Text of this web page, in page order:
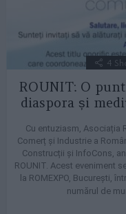
4
ROUNIT: O
diaspora și
Cu entuziasm, Asociația
Comerț și Industrie a
Construcții și InfoCons,
ROUNIT. Acest eveniment
la ROMEXPO, București,
numărul de